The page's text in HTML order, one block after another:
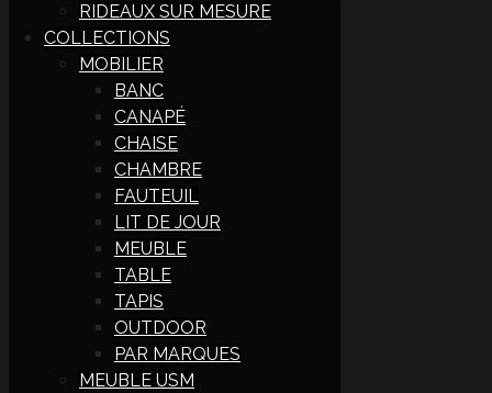
RIDEAUX SUR MESURE
COLLECTIONS
MOBILIER
BANC
CANAPÉ
CHAISE
CHAMBRE
FAUTEUIL
LIT DE JOUR
MEUBLE
TABLE
TAPIS
OUTDOOR
PAR MARQUES
MEUBLE USM